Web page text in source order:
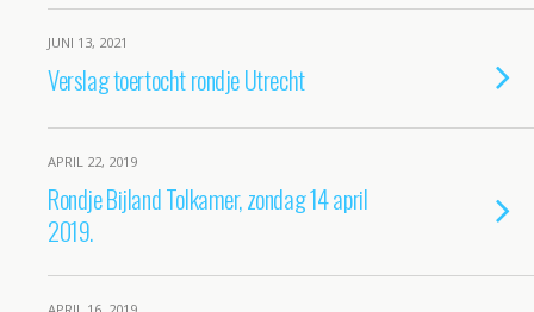
JUNI 13, 2021
Verslag toertocht rondje Utrecht
APRIL 22, 2019
Rondje Bijland Tolkamer, zondag 14 april
2019.